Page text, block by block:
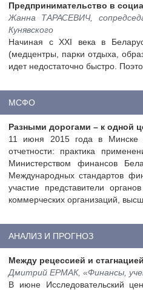
Предпринимательство в
Жанна ТАРАСЕВИЧ,
Кунявского
Начиная с XXI века в
(медцентры, парки отдыха,
идет недостаточно быстро.
МСФО
Разными дорогами – к одной
11 июня 2015 года в Минске
отчетности: практика
Министерством финансов
Международных стандартов
участие представители
коммерческих организаций,
АНАЛИЗ И ПРОГНОЗ
Между рецессией и стагнацией
Дмитрий ЕРМАК, «Финансы,
В июне Исследовательский